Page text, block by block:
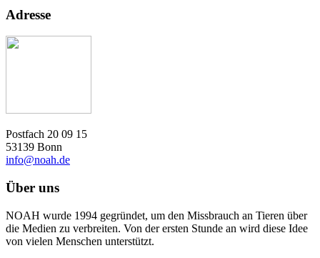
Adresse
Postfach 20 09 15
53139 Bonn
info@noah.de
Über uns
NOAH wurde 1994 gegründet, um den Missbrauch an Tieren über
die Medien zu verbreiten. Von der ersten Stunde an wird diese Idee
von vielen Menschen unterstützt.